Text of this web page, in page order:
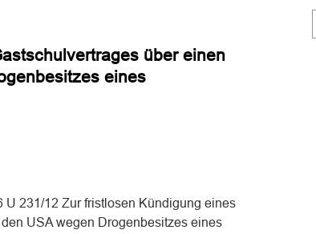
über einen
eines
U 231/12 Zur fristlosen Kündigung eines
USA wegen Drogenbesitzes eines